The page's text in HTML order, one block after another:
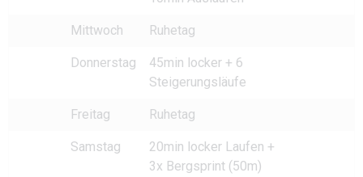
Mittwoch Ruhetag
Donnerstag
45min locker + 6
Steigerungsläufe
Freitag Ruhetag
Samstag
20min locker Laufen +
3x Bergsprint (50m)